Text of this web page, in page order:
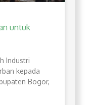
untuk
Industri
kepada
Bogor,